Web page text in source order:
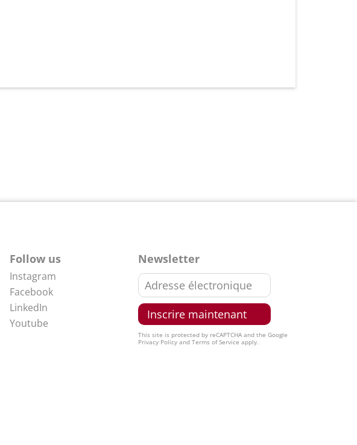
Follow us
Instagram
Facebook
LinkedIn
Youtube
Newsletter
This site is protected by reCAPTCHA and the Google
Privacy Policy and Terms of Service apply.